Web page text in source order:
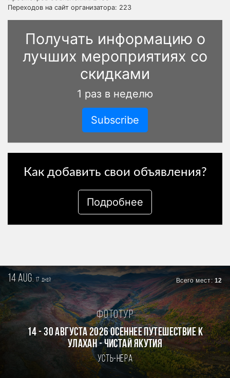
Переходов на сайт организатора: 223
Получать информацию о
лучших мероприятиях со
скидками
1 раз в неделю
Subscribe
Как добавить свои объявления?
Подробнее
14 aug. 17 дней Всего мест: 12
Фототур
14 - 30 августа 2026 Осеннее путешествие к
Улахан - Чистай Якутия
Усть-Нера